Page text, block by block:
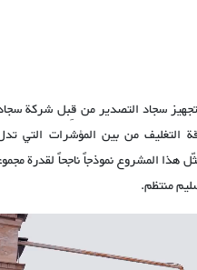
وتجهيز سجاد التصدير من قِبل شركة
التغليف من بين المؤشرات التي
هذا المشروع نموذجاً ناجحاً لقدرة
منتظم.